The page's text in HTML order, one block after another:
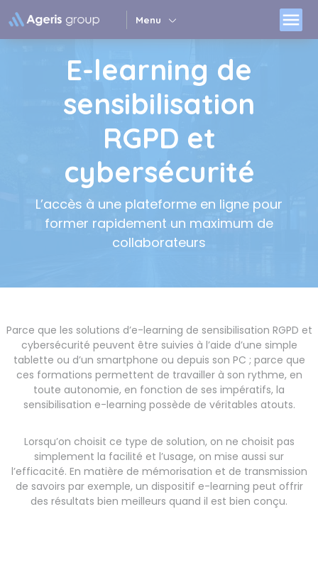
Menu menu
E-learning de
sensibilisation
RGPD et
cybersécurité
L’accès à une plateforme en ligne pour
former rapidement un maximum de
collaborateurs
Parce que les solutions d’e-learning de sensibilisation RGPD et
cybersécurité peuvent être suivies à l’aide d’une simple
tablette ou d’un smartphone ou depuis son PC ; parce que
ces formations permettent de travailler à son rythme, en
toute autonomie, en fonction de ses impératifs, la
sensibilisation e-learning possède de véritables atouts.
Lorsqu’on choisit ce type de solution, on ne choisit pas
simplement la facilité et l’usage, on mise aussi sur
l’efficacité. En matière de mémorisation et de transmission
de savoirs par exemple, un dispositif e-learning peut offrir
des résultats bien meilleurs quand il est bien conçu.
Panneau de gestion des cookies